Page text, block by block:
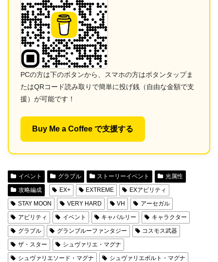
PCの方は下のボタンから、スマホの方はボタンタップま
たはQRコード読み取りで簡単に投げ銭（自由な金額で支
援）が可能です！
Buy Me a Coffee で支援する
イベント グラブル ストーリーイベント
光属性
攻略編成
EX+ EXTREME
EXアビリティ
STAY MOON
VERY HARD VH
アーセガル
アビリティ
イベント キャバルリー
キャラクター
グラブル
グランブルーファンタジー
コスモス武器
ザ・スター
シュヴァリエ・マグナ
シュヴァリエソード・マグナ
シュヴァリエボルト・マグナ